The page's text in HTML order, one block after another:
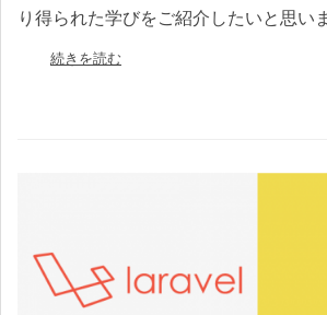
り得られた学びをご紹介したいと思い
続きを読む